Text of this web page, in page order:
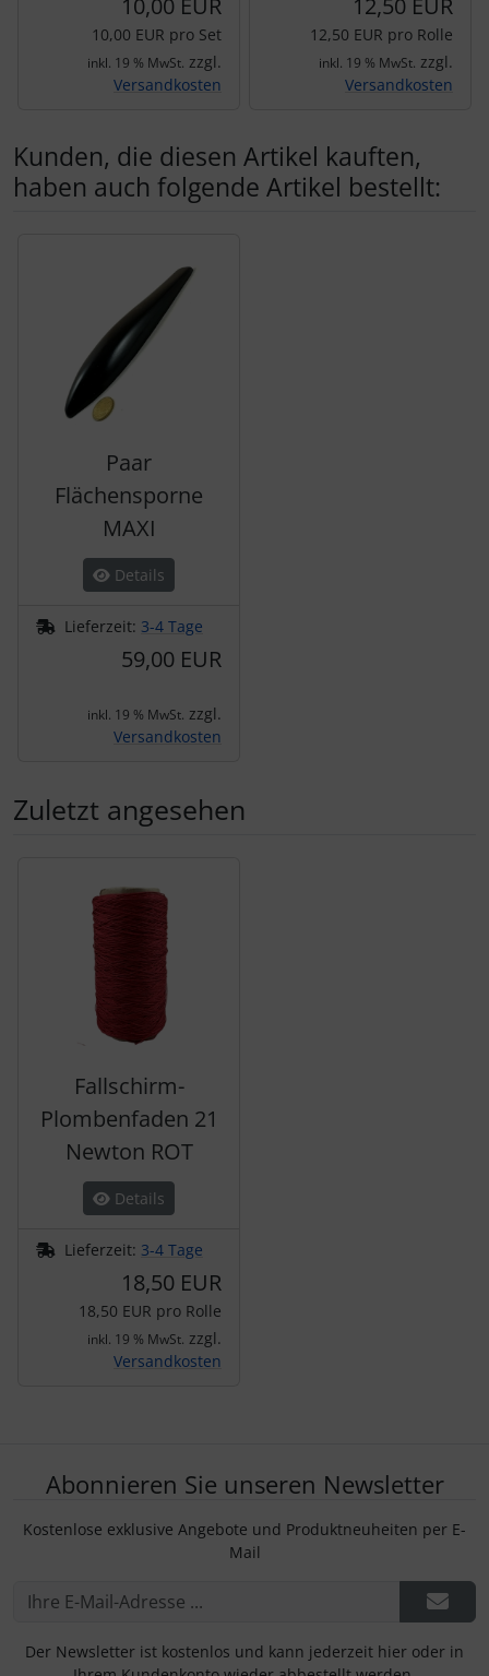
10,00 EUR pro Set
inkl. 19 % MwSt. zzgl.
Versandkosten
12,50 EUR pro Rolle
inkl. 19 % MwSt. zzgl.
Versandkosten
Kunden, die diesen Artikel kauften,
haben auch folgende Artikel bestellt:
Paar
Flächensporne
MAXI
Details
Lieferzeit: 3-4 Tage
59,00 EUR
inkl. 19 % MwSt. zzgl.
Versandkosten
Zuletzt angesehen
Fallschirm-
Plombenfaden 21
Newton ROT
Details
Lieferzeit: 3-4 Tage
18,50 EUR
18,50 EUR pro Rolle
inkl. 19 % MwSt. zzgl.
Versandkosten
Abonnieren Sie unseren Newsletter
Kostenlose exklusive Angebote und Produktneuheiten per E-
Mail
Der Newsletter ist kostenlos und kann jederzeit hier oder in